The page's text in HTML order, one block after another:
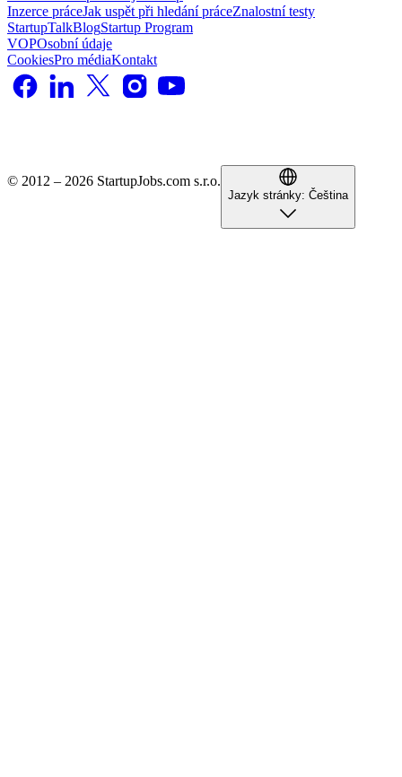
Inzerce práceJak uspět při hledání práceZnalostní testy
StartupTalkBlogStartup Program
VOPOsobní údaje
CookiesPro médiaKontakt
© 2012 – 2026 StartupJobs.com s.r.o.
Jazyk stránky: Čeština